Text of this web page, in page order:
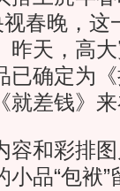
春晚，
昨天，高
已确定为
就差钱》
和彩排图
品“包袱